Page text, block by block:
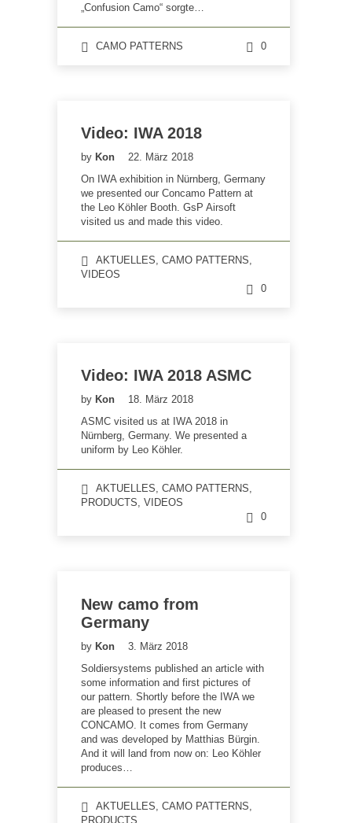
„Confusion Camo“ sorgte…
CAMO PATTERNS 0
Video: IWA 2018
by Kon
22. März 2018
On IWA exhibition in Nürnberg, Germany
we presented our Concamo Pattern at
the Leo Köhler Booth. GsP Airsoft
visited us and made this video.
AKTUELLES, CAMO PATTERNS,
VIDEOS
0
Video: IWA 2018 ASMC
by Kon
18. März 2018
ASMC visited us at IWA 2018 in
Nürnberg, Germany. We presented a
uniform by Leo Köhler.
AKTUELLES, CAMO PATTERNS,
PRODUCTS, VIDEOS
0
New camo from
Germany
by Kon
3. März 2018
Soldiersystems published an article with
some information and first pictures of
our pattern. Shortly before the IWA we
are pleased to present the new
CONCAMO. It comes from Germany
and was developed by Matthias Bürgin.
And it will land from now on: Leo Köhler
produces…
AKTUELLES, CAMO PATTERNS,
PRODUCTS